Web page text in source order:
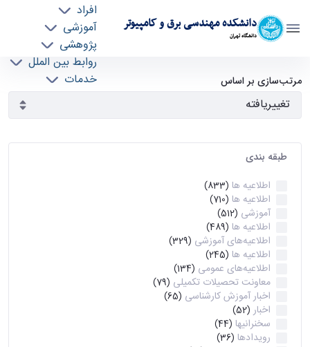
دانشکده مهندسی برق و کامپیوتر
دانشگاه تهران
افراد
آموزشی
پژوهشی
روابط بین الملل
خدمات
آرشیو اطلاعیه ها - ece- دانشکده مهندسی برق و
کامپیوتر
مرتب‌سازی بر اساس
طبقه بندی
اطلاعیه ها (833)
اطلاعیه ها (710)
آموزشی (512)
اطلاعیه ها (489)
اطلاعیه‌های‌ آموزشی (329)
اطلاعیه ها (245)
اطلاعیه‌های عمومی (134)
معاونت تحصیلات تکمیلی (79)
اخبار آموزش کارشناسی (65)
اخبار (52)
سخنرانیها (44)
رویدادها (36)